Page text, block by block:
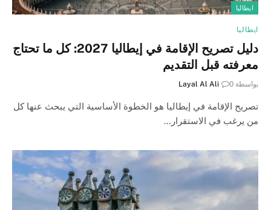
ايطاليا
ايطاليا
دليل تصريح الإقامة في إيطاليا 2027: كل ما تحتاج
معرفته قبل التقديم
بواسطة Layal Al Ali 0
تصريح الإقامة في إيطاليا هو الخطوة الأساسية التي يبحث عنها كل
من يرغب في الاستقرار…